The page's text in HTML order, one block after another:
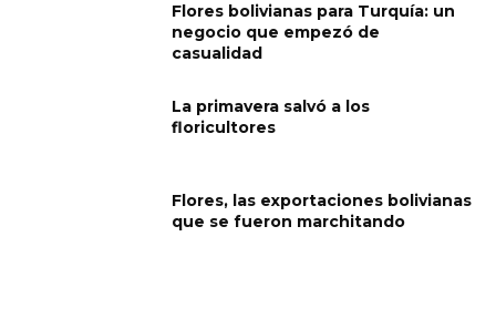
Flores bolivianas para Turquía: un
negocio que empezó de
casualidad
La primavera salvó a los
floricultores
Flores, las exportaciones bolivianas
que se fueron marchitando